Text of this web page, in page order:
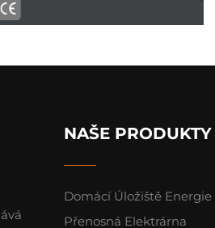
NAŠE PRODUKTY
Domácí Úložiště Energie
Přenosná Elektrárna